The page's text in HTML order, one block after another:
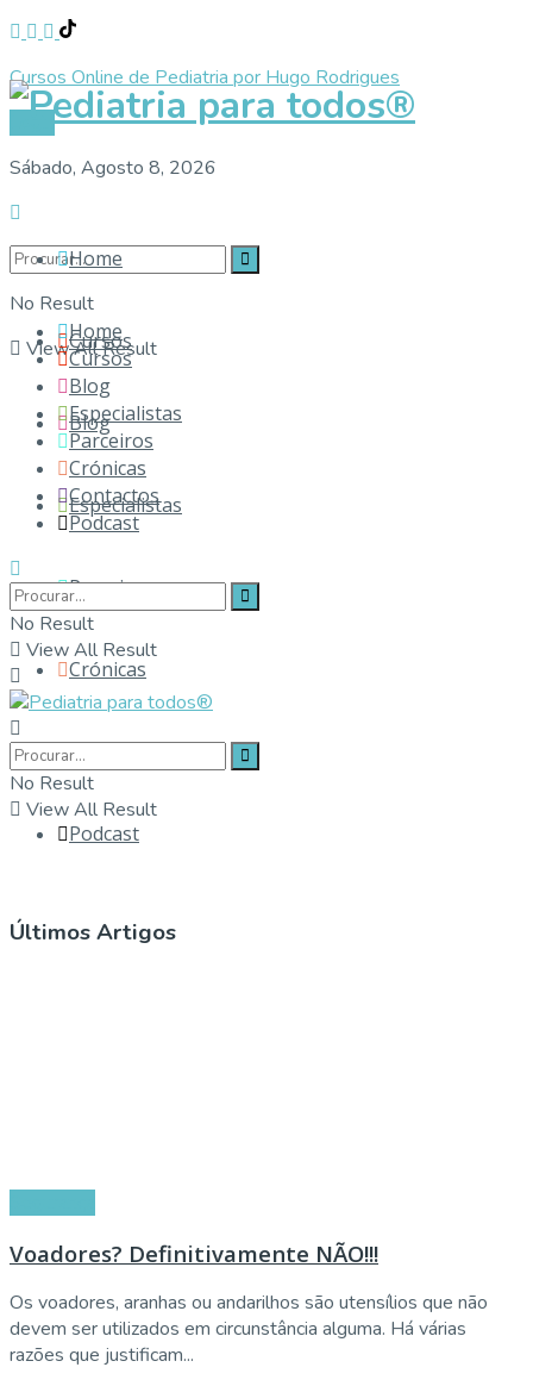
Cursos Online de Pediatria por Hugo Rodrigues
Sábado, Agosto 8, 2026
No Result
View All Result
Home
Cursos
Blog
Especialistas
Parceiros
Crónicas
Contactos
Podcast
Home
Cursos
Blog
Especialistas
Parceiros
Crónicas
Contactos
Podcast
No Result
View All Result
No Result
View All Result
Últimos Artigos
Voadores? Definitivamente NÃO!!!
Os voadores, aranhas ou andarilhos são utensílios que não
devem ser utilizados em circunstância alguma. Há várias
razões que justificam...